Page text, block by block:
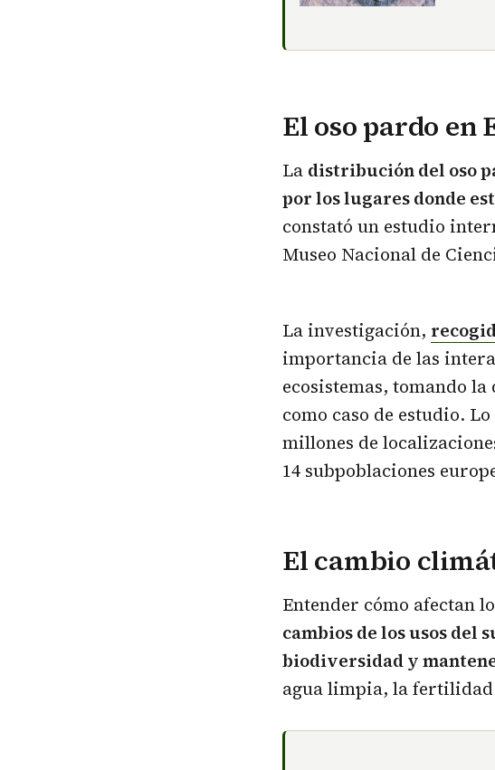
El oso pardo en
La distribución del oso
por los lugares donde
constató un estudio
Museo Nacional de
La investigación,
importancia de las
ecosistemas, tomando
como caso de estudio.
millones de
14 subpoblaciones
El cambio
Entender cómo afectan
cambios de los usos del
biodiversidad y
agua limpia, la fertilidad